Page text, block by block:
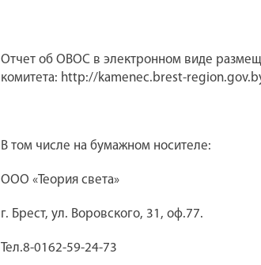
Отчет об ОВОС в электронном виде
комитета: http://kamenec.brest-
В том числе на бумажном носителе:
ООО «Теория света»
г. Брест, ул. Воровского, 31, оф.77.
Тел.8-0162-59-24-73